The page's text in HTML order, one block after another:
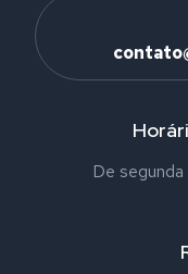
De